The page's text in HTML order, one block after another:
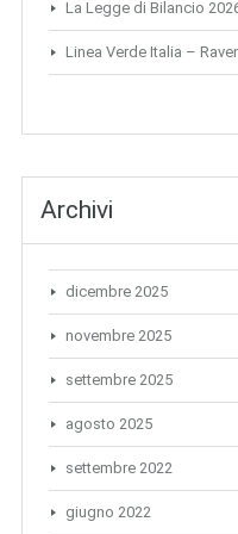
La Legge di Bilancio
Linea Verde Italia –
Archivi
dicembre 2025
novembre 2025
settembre 2025
agosto 2025
settembre 2022
giugno 2022